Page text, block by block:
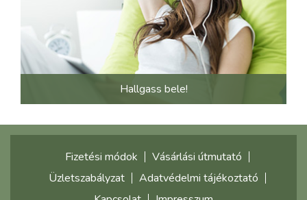
Hallgass bele!
Fizetési módok
Vásárlási útmutató
Üzletszabályzat
Adatvédelmi tájékoztató